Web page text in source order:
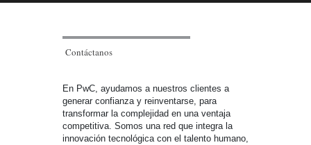
Contáctanos
En PwC, ayudamos a nuestros clientes a
generar confianza y reinventarse, para
transformar la complejidad en una ventaja
competitiva. Somos una red que integra la
innovación tecnológica con el talento humano,